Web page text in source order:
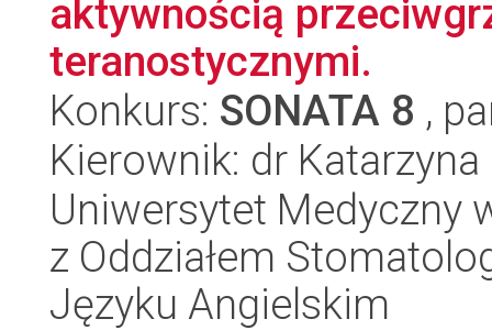
aktywnością
teranostycznymi.
Konkurs: SONATA 8 ,
Kierownik: dr
Uniwersytet Medyczny
z Oddziałem
Języku Angielskim